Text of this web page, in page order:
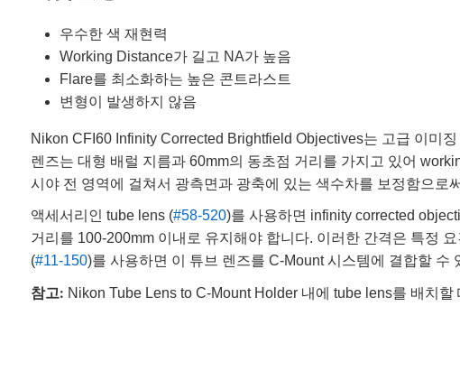
우수한 색 재현력
Working Distance가 길고 NA가 높음
Flare를 최소화하는 높은 콘트라스트
변형이 발생하지 않음
Nikon CFI60 Infinity Corrected Brightfield Objectives는 고급 이미
렌즈는 대형 배럴 지름과 60mm의 동초점 거리를 가지고 있어
시야 전 영역에 걸쳐서 광측면과 광축에 있는 색수차를 보정함으로
액세서리인 tube lens (#58-520)를 사용하면 infinity corrected
거리를 100-200mm 이내로 유지해야 합니다. 이러한 간격은 특정
(#11-150)를 사용하면 이 튜브 렌즈를 C-Mount 시스템에 결합할 수
참고: Nikon Tube Lens to C-Mount Holder 내에 tube lens를 배치